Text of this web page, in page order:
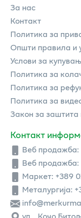
За нас
Контакт
Политика за
Општи правила и
Услови за
Политика за
Политика за
Политика за
Закон за
Контакт
Веб продажба:
Веб продажба:
Маркет: +389
Металургија: